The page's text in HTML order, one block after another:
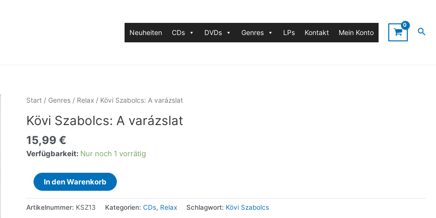
Neuheiten CDs DVDs Genres LPs Kontakt Mein Konto
Start / Genres / Relax / Kövi Szabolcs: A varázslat
Kövi Szabolcs: A varázslat
15,99€
Verfügbarkeit: Nur noch 1 vorrätig
Kövi
Szabolcs:
A
varázslat
In den Warenkorb
Artikelnummer: KSZ13 Kategorien:CDs, Relax Schlagwort: Kövi Szabolcs
varázslat
Menge